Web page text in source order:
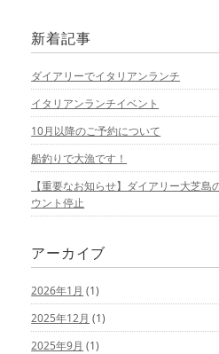
新着記事
ダイアリーでイタリアンランチ
イタリアンランチイベント
10月以降のご予約について
船釣りで大漁です！
【重要なお知らせ】ダイアリー大芝島
ウント停止
アーカイブ
2026年1月 (1)
2025年12月 (1)
2025年9月 (1)